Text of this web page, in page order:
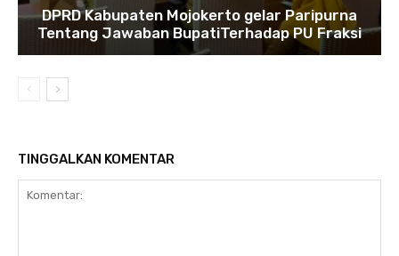
DPRD Kabupaten Mojokerto gelar Paripurna
Tentang Jawaban BupatiTerhadap PU Fraksi
TINGGALKAN KOMENTAR